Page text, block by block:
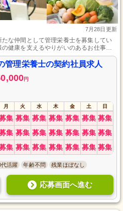
7月28日更新
な仲間として管理栄養士を募集してい
健康を支えるやりがいのあるお仕事で
るよう、丁寧な研修体制が整ってお
任せします。自立支援に力を入れる当
んか。
管理栄養士の契約社員求人
円
月 火 水 木 金 土 日
集 募集 募集 募集 募集 募集 募集
集 募集 募集 募集 募集 募集 募集
集 募集 募集 募集 募集 募集 募集
代活躍 年齢不問 残業ほぼなし
応募画面へ進む